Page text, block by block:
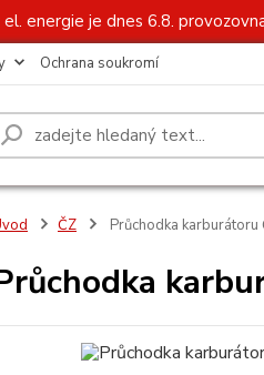
energie je dnes 6.8.
Ochrana soukromí
ČZ Průchodka karburátoru